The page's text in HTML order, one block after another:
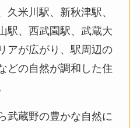
久米川駅、新秋津駅、
駅、西武園駅、武蔵大
アが広がり、駅周辺の
どの自然が調和した住
武蔵野の豊かな自然に